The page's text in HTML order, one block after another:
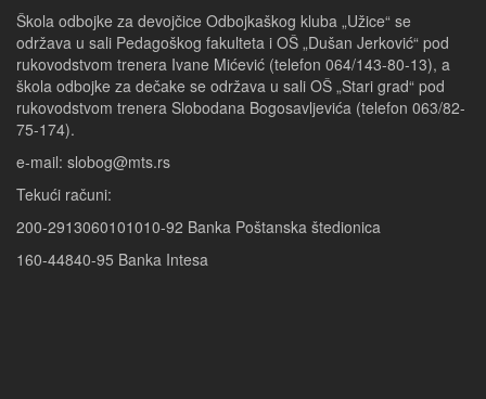
Škola odbojke za devojčice Odbojkaškog kluba „Užice“ se
održava u sali Pedagoškog fakulteta i OŠ „Dušan Jerković“ pod
rukovodstvom trenera Ivane Mićević (telefon 064/143-80-13), a
škola odbojke za dečake se održava u sali OŠ „Stari grad“ pod
rukovodstvom trenera Slobodana Bogosavljevića (telefon 063/82-
75-174).
e-mail: slobog@mts.rs
Tekući računi:
200-2913060101010-92 Banka Poštanska štedionica
160-44840-95 Banka Intesa